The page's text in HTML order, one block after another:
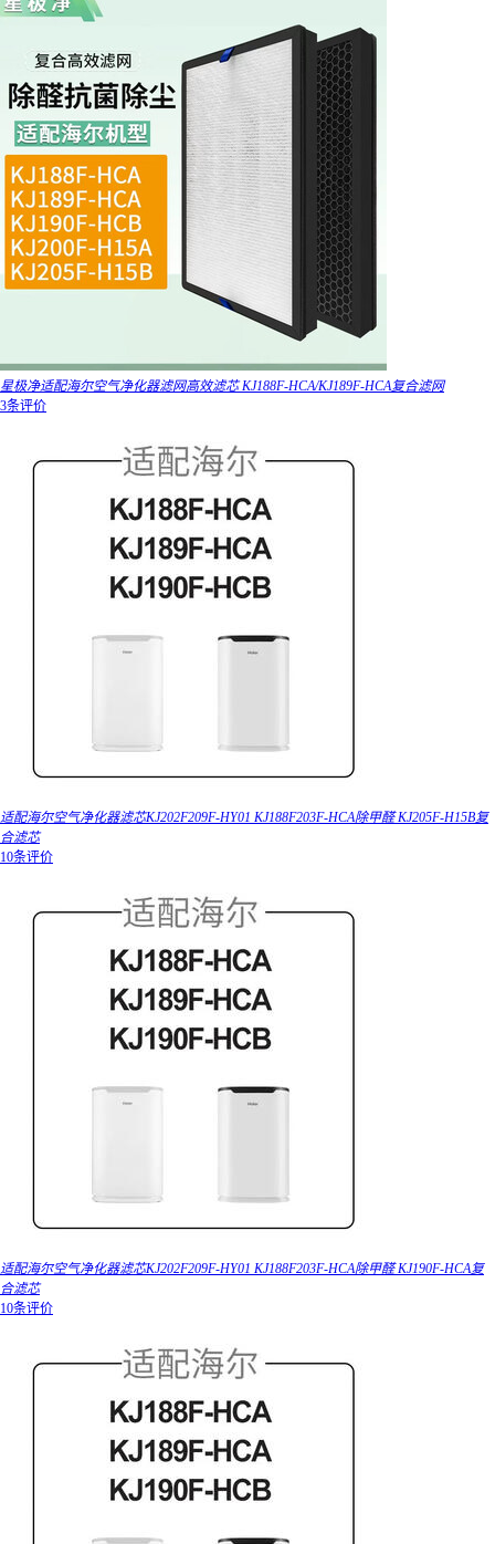
星极净适配海尔空气净化器滤网高效滤芯 KJ188F-HCA/KJ189F-HCA复合滤网
3条评价
适配海尔空气净化器滤芯KJ202F209F-HY01 KJ188F203F-HCA除甲醛 KJ205F-H15B复
合滤芯
10条评价
适配海尔空气净化器滤芯KJ202F209F-HY01 KJ188F203F-HCA除甲醛 KJ190F-HCA复
合滤芯
10条评价